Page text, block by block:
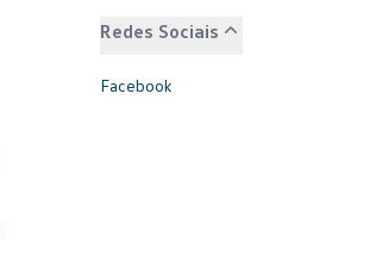
Redes Sociais
Facebook